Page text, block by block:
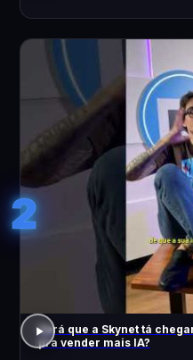
2
Será que a Skynet tá
pra vender mais IA?